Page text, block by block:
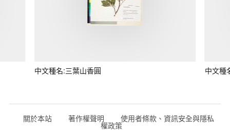
中文種名:三葉山香圓 中文種
關於本站 著作權聲明 使用者條款、資訊安全與隱私
權政策